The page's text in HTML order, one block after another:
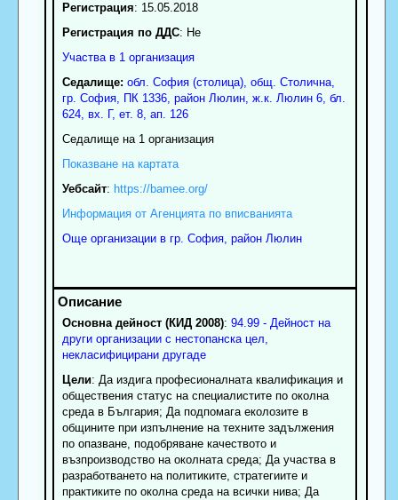
Регистрация: 15.05.2018
Регистрация по ДДС: Нe
Участва в 1 организация
Седалище: обл. София (столица), общ. Столична,
гр. София, ПК 1336, район Люлин, ж.к. Люлин 6, бл.
624, вх. Г, ет. 8, ап. 126
Седалище на 1 организация
Показване на картата
Уебсайт: https://bamee.org/
Информация от Агенцията по вписванията
Още организации в гр. София, район Люлин
Основна дейност (КИД 2008): 94.99 - Дейност на
други организации с нестопанска цел,
некласифицирани другаде
Цели: Да издига професионалната квалификация и
обществения статус на специалистите по околна
среда в България; Да подпомага еколозите в
общините при изпълнение на техните задължения
по опазване, подобряване качеството и
възпроизводство на околната среда; Да участва в
разработването на политиките, стратегиите и
практиките по околна среда на всички нива; Да